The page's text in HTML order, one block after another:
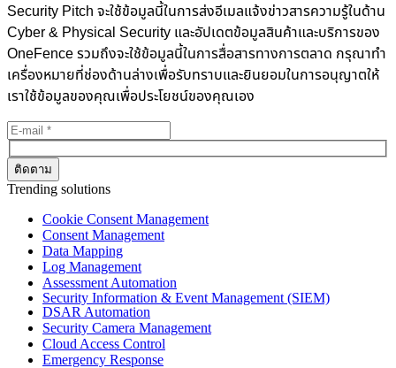
Security Pitch จะใช้ข้อมูลนี้ในการส่งอีเมลแจ้งข่าวสารความรู้ในด้าน
Cyber & Physical Security และอัปเดตข้อมูลสินค้าและบริการของ
OneFence รวมถึงจะใช้ข้อมูลนี้ในการสื่อสารทางการตลาด กรุณาทำ
เครื่องหมายที่ช่องด้านล่างเพื่อรับทราบและยินยอมในการอนุญาตให้
เราใช้ข้อมูลของคุณเพื่อประโยชน์ของคุณเอง
Trending solutions
Cookie Consent Management
Consent Management
Data Mapping
Log Management
Assessment Automation
Security Information & Event Management (SIEM)
DSAR Automation
Security Camera Management
Cloud Access Control
Emergency Response